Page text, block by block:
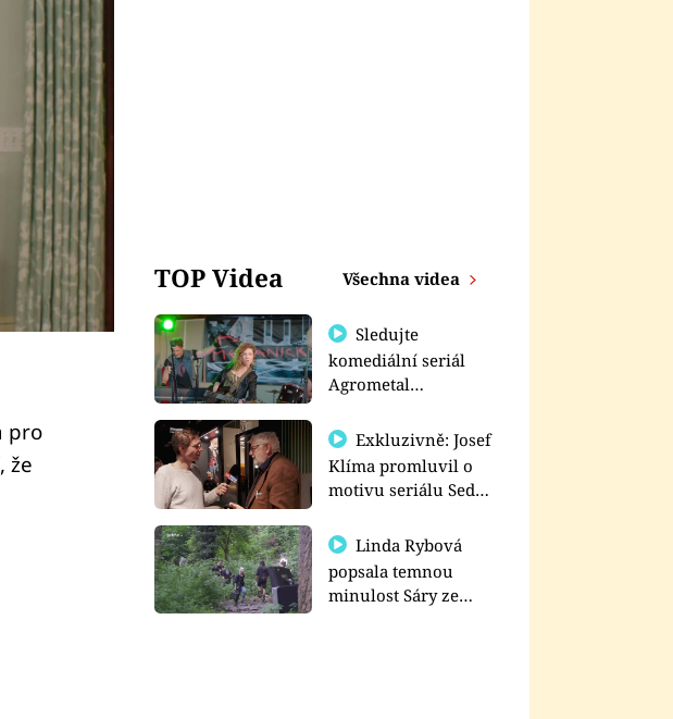
pro
že
TOP Videa Všechna videa
Sledujte
komediální seriál
Agrometal
prima+
Exkluzivně: Josef
Klíma promluvil o
motivu seriálu Sedm
Linda Rybová
popsala temnou
minulost Sáry ze